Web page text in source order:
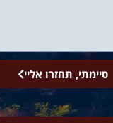
סיימתי, תחזרו אליי